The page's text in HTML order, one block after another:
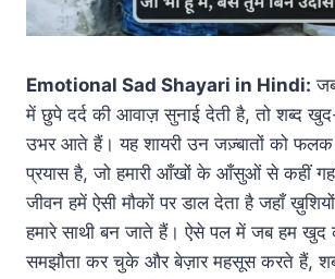
Emotional Sad Shayari in Hindi:
में छुपे दर्द की आवाज़ सुनाई देती है, तो शब्द
उभर आते हैं। यह शायरी उन जज़्बातों को
प्रयास है, जो हमारी आँखों के आँसुओं से कहीं
जीवन हमें ऐसी मौकों पर डाल देता है जहाँ
हमारे साथी बन जाते हैं। ऐसे पल में जब हम
समझौता कर चुके और बेज़ार महसूस करते हैं, शब्द